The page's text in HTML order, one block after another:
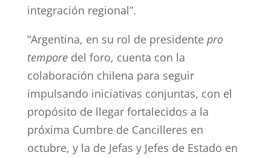
integración regional”.
“Argentina, en su rol de presidente pro
temporedel foro, cuenta con la
colaboración chilena para seguir
impulsando iniciativas conjuntas, con el
propósito de llegar fortalecidos a la
próxima Cumbre de Cancilleres en
octubre, y la de Jefas y Jefes de Estado en